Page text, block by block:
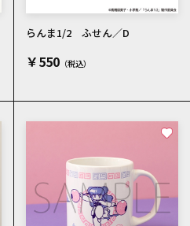
らんま1/2 ふせん／D
￥550